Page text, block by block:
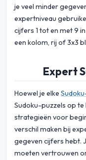
je veel minder
expertniveau
cijfers 1 tot en met 9
een kolom, rij of 3x3
Expert
Hoewel je elke
Sudoku-puzzels op
strategieën voor
verschil maken bij
gegeven cijfers hebt.
moeten vertrouwen